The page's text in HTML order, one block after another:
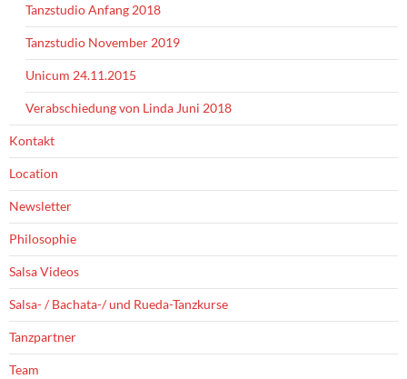
Tanzstudio Anfang 2018
Tanzstudio November 2019
Unicum 24.11.2015
Verabschiedung von Linda Juni 2018
Kontakt
Location
Newsletter
Philosophie
Salsa Videos
Salsa- / Bachata-/ und Rueda-Tanzkurse
Tanzpartner
Team